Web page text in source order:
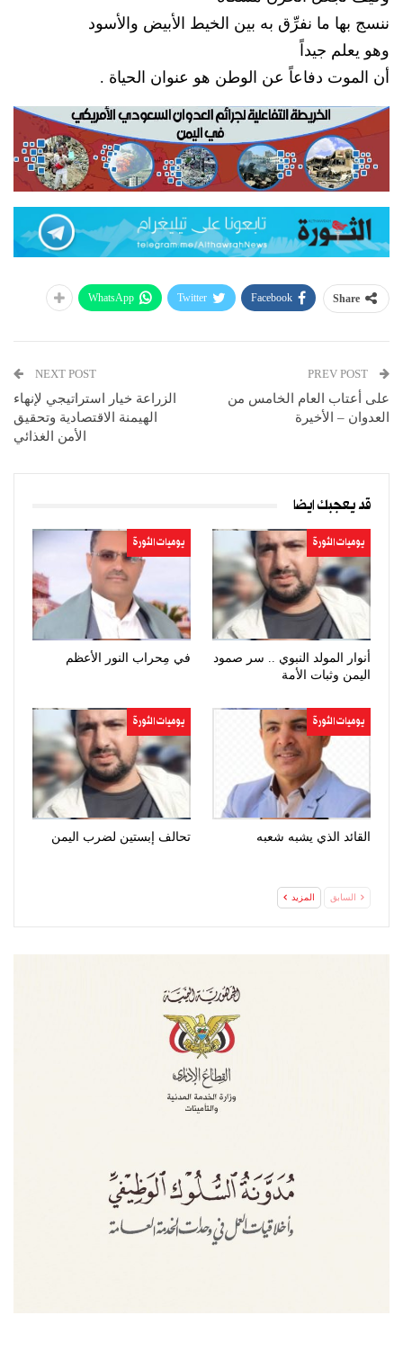
ننسج بها ما نفرِّق به بين الخيط الأبيض والأسود
وهو يعلم جيداً
أن الموت دفاعاً عن الوطن هو عنوان الحياة .
Share
Facebook
Twitter
WhatsApp
على أعتاب العام الخامس من
العدوان – الأخيرة
NEXT POST
الزراعة خيار استراتيجي لإنهاء
الهيمنة الاقتصادية وتحقيق
الأمن الغذائي
قد يعجبك ايضا
يوميات الثورة
أنوار المولد النبوي .. سر صمود
اليمن وثبات الأمة
يوميات الثورة
في مِحراب النور الأعظم
يوميات الثورة
القائد الذي يشبه شعبه
يوميات الثورة
تحالف إبستين لضرب اليمن
السابق المزيد